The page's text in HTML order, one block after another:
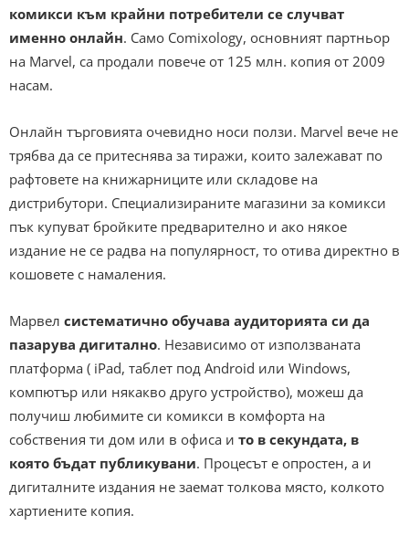
комикси към крайни потребители се случват
именно онлайн. Само Comixology, основният партньор
на Marvel, са продали повече от 125 млн. копия от 2009
насам.
Онлайн търговията очевидно носи ползи. Marvel вече не
трябва да се притеснява за тиражи, които залежават по
рафтовете на книжарниците или складове на
дистрибутори. Специализираните магазини за комикси
пък купуват бройките предварително и ако някое
издание не се радва на популярност, то отива директно в
кошовете с намаления.
Марвел систематично обучава аудиторията си да
пазарува дигитално. Независимо от използваната
платформа ( iPad, таблет под Android или Windows,
компютър или някакво друго устройство), можеш да
получиш любимите си комикси в комфорта на
собствения ти дом или в офиса и то в секундата, в
която бъдат публикувани. Процесът е опростен, а и
дигиталните издания не заемат толкова място, колкото
хартиените копия.